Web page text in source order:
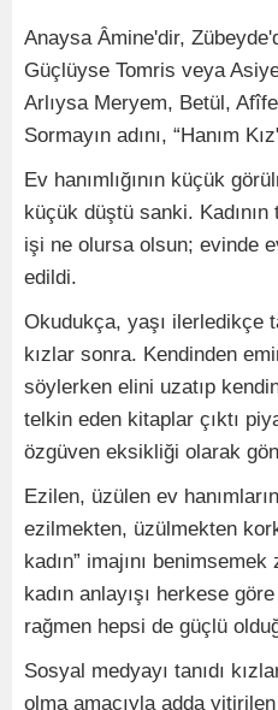
Anaysa Âmine'dir,
Güçlüyse Tomris veya
Arlıysa Meryem, Betül,
Sormayın adını, “Hanım
​​​Ev hanımlığının küçük
küçük düştü sanki.
işi ne olursa olsun; evinde
edildi.
Okudukça, yaşı ilerledikçe
kızlar sonra. Kendinden
söylerken elini uzatıp
telkin eden kitaplar çıktı
özgüven eksikliği olarak
Ezilen, üzülen ev
ezilmekten, üzülmekten
kadın” imajını
kadın anlayışı herkese
rağmen hepsi de güçlü
Sosyal medyayı tanıdı
olma amacıyla adda